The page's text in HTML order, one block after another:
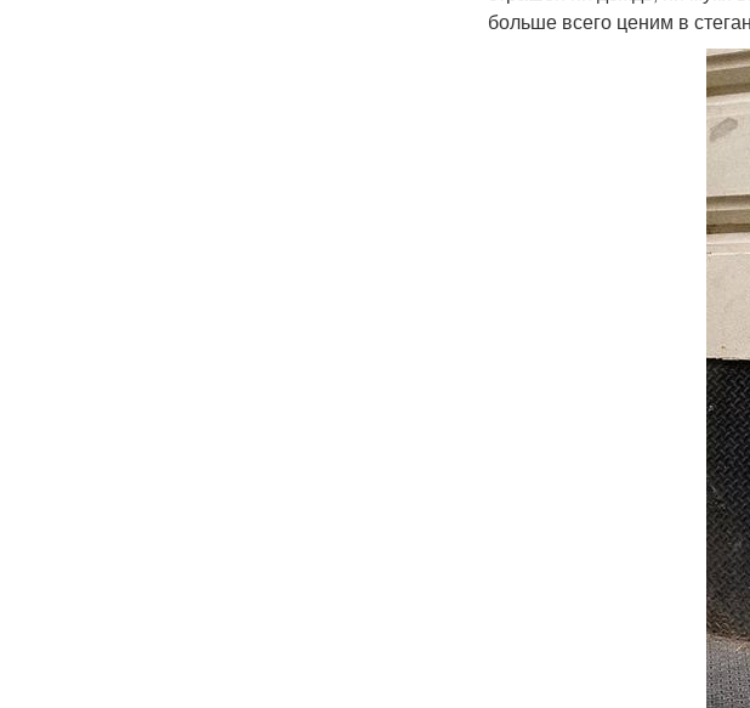
больше всего ценим в